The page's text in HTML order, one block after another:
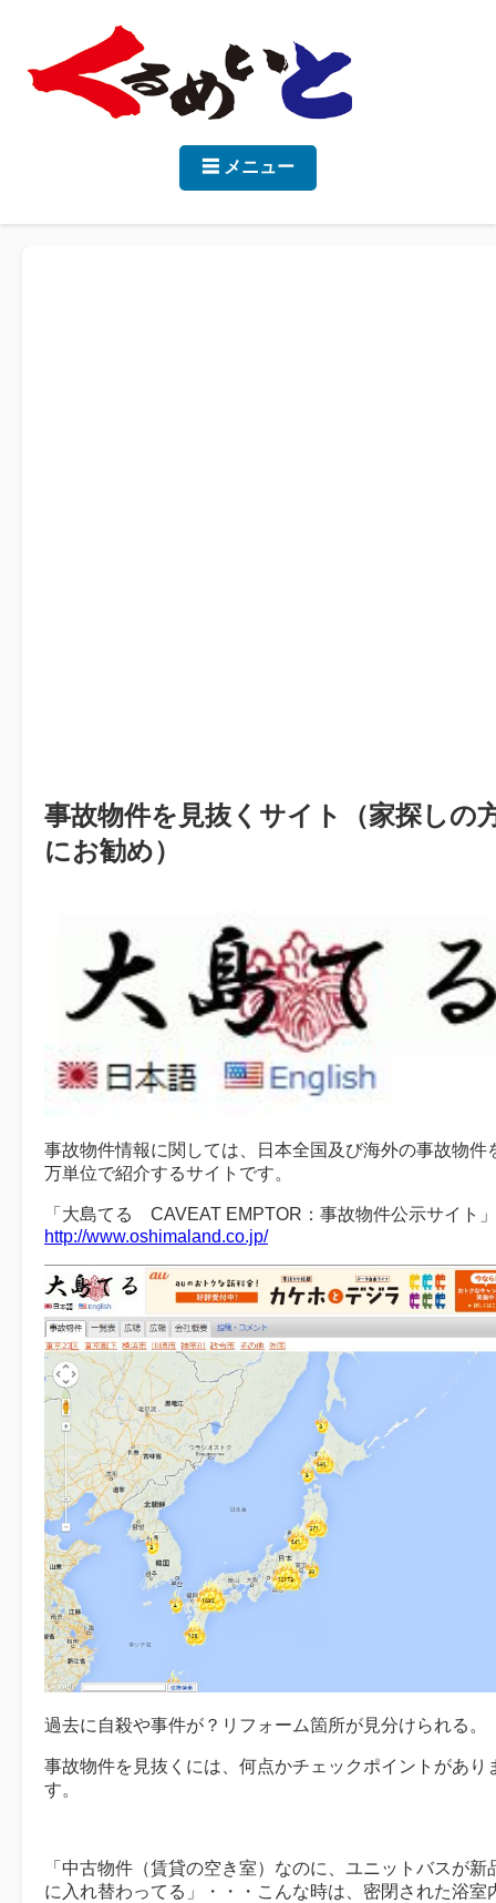
☰ メニュー
事故物件を見抜くサイト（家探しの
にお勧め）
事故物件情報に関しては、日本全国及び海外の事故物件
万単位で紹介するサイトです。
「大島てる CAVEAT EMPTOR：事故物件公示サイト」
http://www.oshimaland.co.jp/
過去に自殺や事件が？リフォーム箇所が見分けられる。
事故物件を見抜くには、何点かチェックポイントがあり
す。
「中古物件（賃貸の空き室）なのに、ユニットバスが新
に入れ替わってる」・・・こんな時は、密閉された浴室